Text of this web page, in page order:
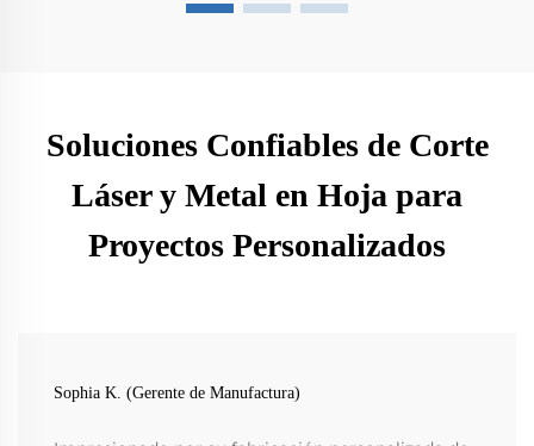
Soluciones Confiables de Corte
Láser y Metal en Hoja para
Proyectos Personalizados
Sophia K. (Gerente de Manufactura)